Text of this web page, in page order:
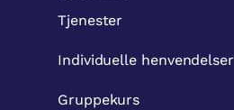
Tjenester
Individuelle henvendelser
Gruppekurs